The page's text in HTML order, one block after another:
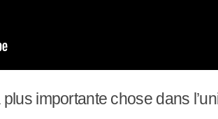
plus importante chose dans